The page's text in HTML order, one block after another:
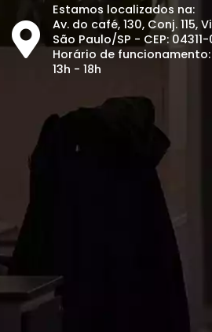
Estamos localizados na:
Av. do café, 130, Conj. 115,
São Paulo/SP - CEP:
Horário de funcionamento:
13h - 18h